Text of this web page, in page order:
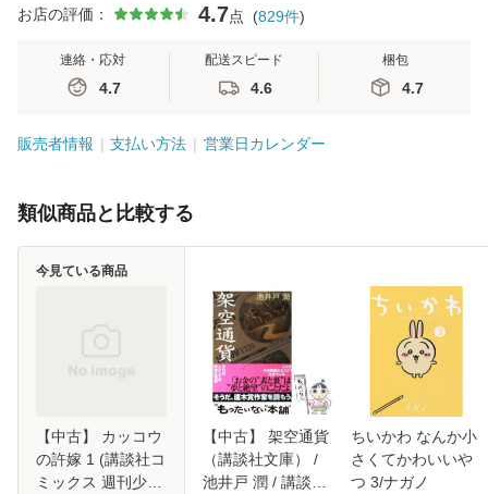
お店の評価： 4.7点 (829件)
連絡・応対
4.7
配送スピード
4.6
梱包
4.7
販売者情報 支払い方法 営業日カレンダー
類似商品と比較する
【中古】 カッコウ
の許嫁 1 (講談社コ
ミックス 週刊少年
今見ている商品
【中古】 架空通貨
（講談社文庫） /
池井戸 潤 / 講談社
ちいかわ なんか小
さくてかわいいや
つ 3/ナガノ